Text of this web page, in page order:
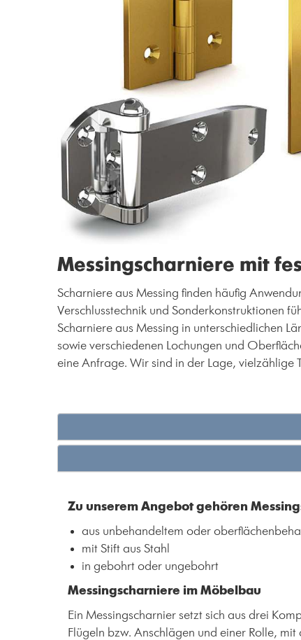
Messingscharniere mit
Scharniere aus Messing finden häufig
Verschlusstechnik und Sonderkonstruktionen
Scharniere aus Messing in unterschiedlichen
sowie verschiedenen Lochungen und
eine Anfrage. Wir sind in der Lage, vielzählige
Zu unserem Angebot gehören
aus unbehandeltem oder
mit Stift aus Stahl
in gebohrt oder ungebohrt
Messingscharniere im Möbelbau
Ein Messingscharnier setzt sich aus drei
Flügeln bzw. Anschlägen und einer Rolle,